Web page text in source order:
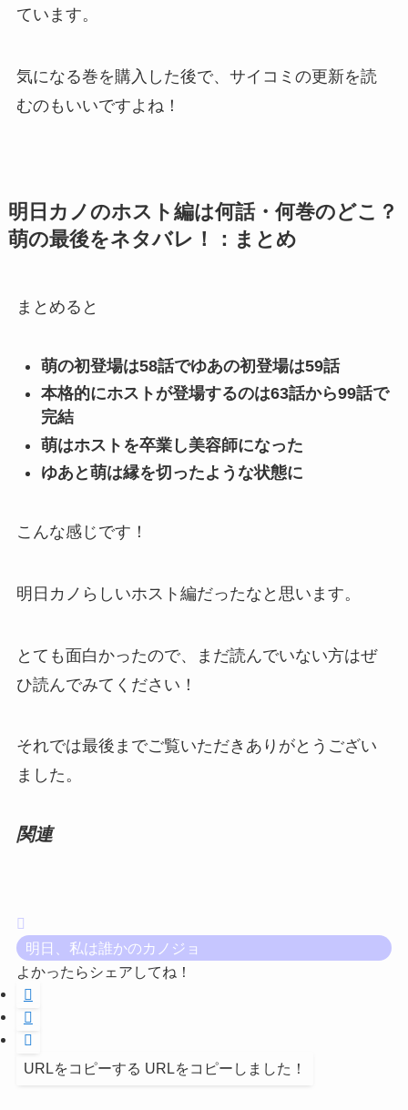
ています。
気になる巻を購入した後で、サイコミの更新を読
むのもいいですよね！
明日カノのホスト編は何話・何巻のどこ？
萌の最後をネタバレ！：まとめ
まとめると
萌の初登場は58話でゆあの初登場は59話
本格的にホストが登場するのは63話から99話で
完結
萌はホストを卒業し美容師になった
ゆあと萌は縁を切ったような状態に
こんな感じです！
明日カノらしいホスト編だったなと思います。
とても面白かったので、まだ読んでいない方はぜ
ひ読んでみてください！
それでは最後までご覧いただきありがとうござい
ました。
関連
明日、私は誰かのカノジョ
よかったらシェアしてね！
URLをコピーする URLをコピーしました！